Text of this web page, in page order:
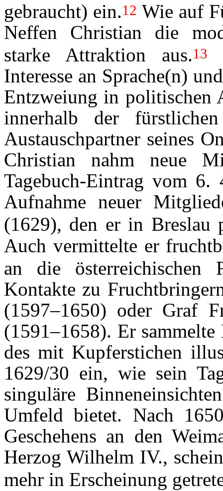
gebraucht) ein.12 Wie auf
Neffen Christian die
starke Attraktion aus.13
Interesse an Sprache(n)
Entzweiung in politischen
innerhalb der
Austauschpartner seines
Christian nahm neue
Tagebuch-Eintrag vom
Aufnahme neuer
(1629), den er in Breslau
Auch vermittelte er
an die österreichischen
Kontakte zu
(1597–1650) oder Graf
(1591–1658). Er
des mit Kupferstichen
1629/30 ein, wie sein
singuläre
Umfeld bietet. Nach
Geschehens an den
Herzog Wilhelm IV.,
mehr in Erscheinung